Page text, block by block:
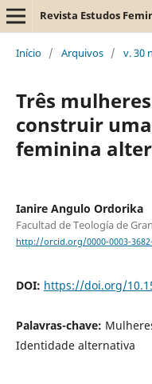
Revista Estudos
Início / Arquivos / v. 30
Três
construir
feminina
Ianire Angulo Ordorika
Facultad de Teología de
http://orcid.org/0000-0003-
DOI: https://doi.org/
Palavras-chave:
Identidade alternativa